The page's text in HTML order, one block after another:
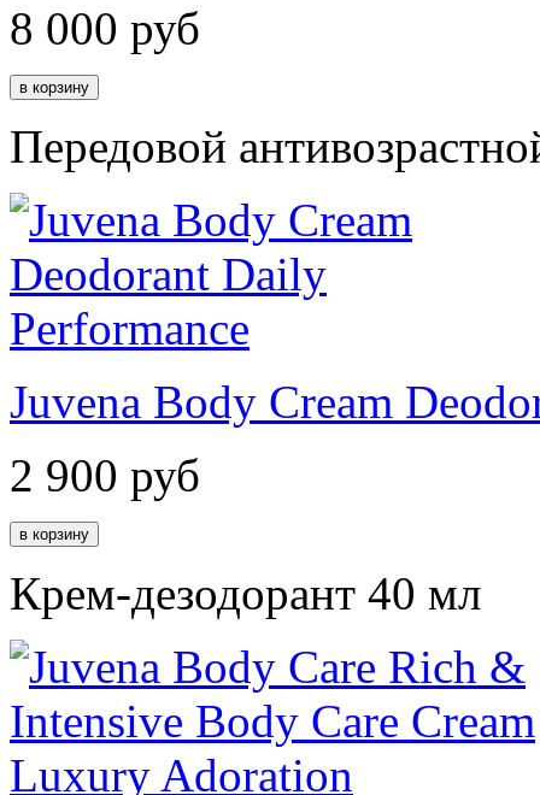
8 000 руб
Передовой
Juvena Body Cream
2 900 руб
Крем-дезодорант 40 мл